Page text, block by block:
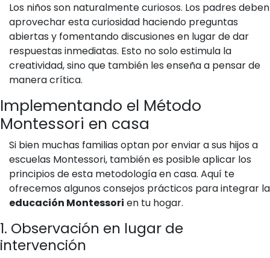
Los niños son naturalmente curiosos. Los padres deben
aprovechar esta curiosidad haciendo preguntas
abiertas y fomentando discusiones en lugar de dar
respuestas inmediatas. Esto no solo estimula la
creatividad, sino que también les enseña a pensar de
manera crítica.
Implementando el Método
Montessori en casa
Si bien muchas familias optan por enviar a sus hijos a
escuelas Montessori, también es posible aplicar los
principios de esta metodología en casa. Aquí te
ofrecemos algunos consejos prácticos para integrar la
educación Montessori en tu hogar.
1. Observación en lugar de
intervención